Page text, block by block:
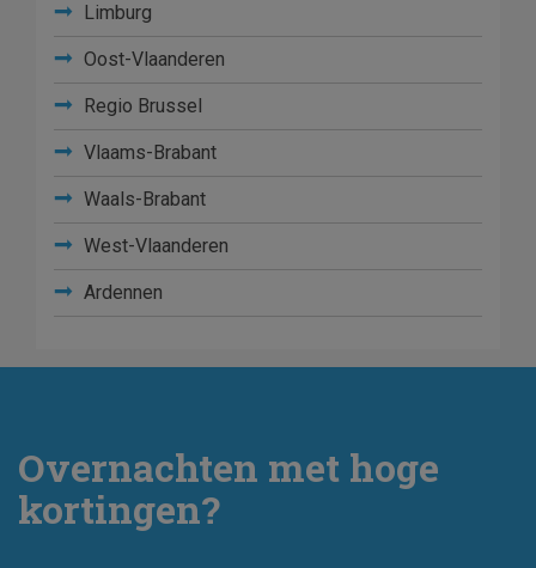
Limburg
Oost-Vlaanderen
Regio Brussel
Vlaams-Brabant
Waals-Brabant
West-Vlaanderen
Ardennen
Overnachten met hoge
kortingen?